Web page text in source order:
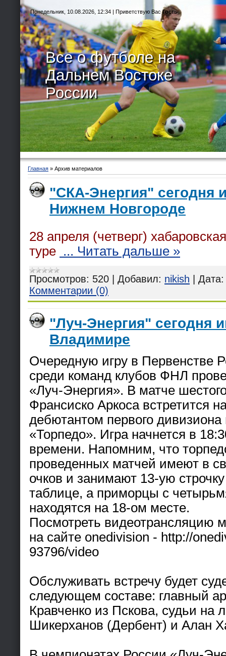
Понедельник, 10.08.2026, 12:34 | Приветствую Вас Гость
Все о футболе на
Дальнем Востоке
России
Главная » Архив материалов
"СКА-Энергия" сегодня
Нижнем Новгороде
28 апреля (четверг)
туре ... Читать дальше »
Просмотров: 520 | Добавил: nikish | Дата:
Комментарии (0)
"Луч-Энергия" сегодня
Владимире
Очередную игру в Первенстве
среди команд клубов ФНЛ
«Луч-Энергия». В матче
Франсиско Аркоса встретится
дебютантом первого
«Торпедо». Игра начнется в
времени. Напомним, что
проведенных матчей имеют в
очков и занимают 13-ую
таблице, а приморцы с
находятся на 18-ом месте.
Посмотреть видеотрансляцию
на сайте onedivision - http://
93796/video
Обслуживать встречу будет
следующем составе: главный
Кравченко из Пскова, судьи на
Шикерханов (Дербент) и Алан